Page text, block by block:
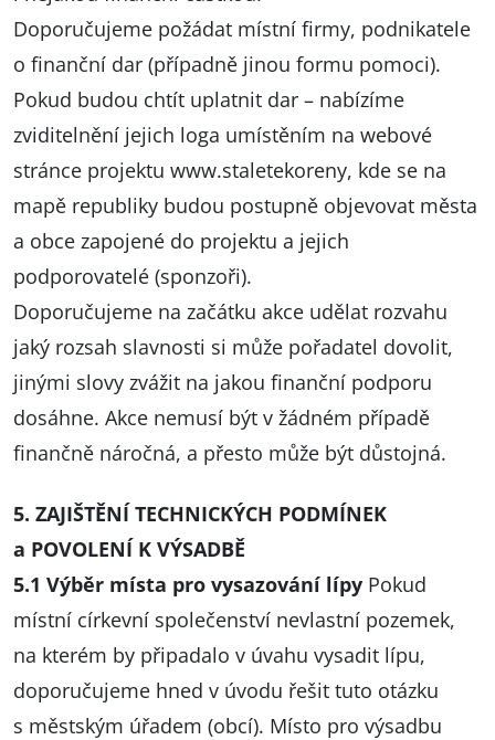
Doporučujeme požádat místní firmy, podnikatele
o finanční dar (případně jinou formu pomoci).
Pokud budou chtít uplatnit dar – nabízíme
zviditelnění jejich loga umístěním na webové
stránce projektu www.staletekoreny, kde se na
mapě republiky budou postupně objevovat města
a obce zapojené do projektu a jejich
podporovatelé (sponzoři).
Doporučujeme na začátku akce udělat rozvahu
jaký rozsah slavnosti si může pořadatel dovolit,
jinými slovy zvážit na jakou finanční podporu
dosáhne. Akce nemusí být v žádném případě
finančně náročná, a přesto může být důstojná.
5. ZAJIŠTĚNÍ TECHNICKÝCH PODMÍNEK
a POVOLENÍ K VÝSADBĚ
5.1 Výběr místa pro vysazování lípy Pokud
místní církevní společenství nevlastní pozemek,
na kterém by připadalo v úvahu vysadit lípu,
doporučujeme hned v úvodu řešit tuto otázku
s městským úřadem (obcí). Místo pro výsadbu